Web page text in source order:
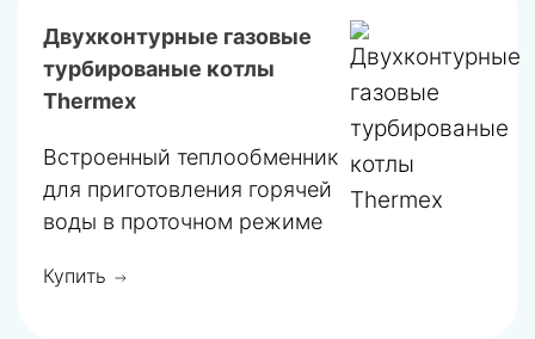
Двухконтурные газовые
турбированые котлы
Thermex
Встроенный теплообменник
для приготовления горячей
воды в проточном режиме
Купить